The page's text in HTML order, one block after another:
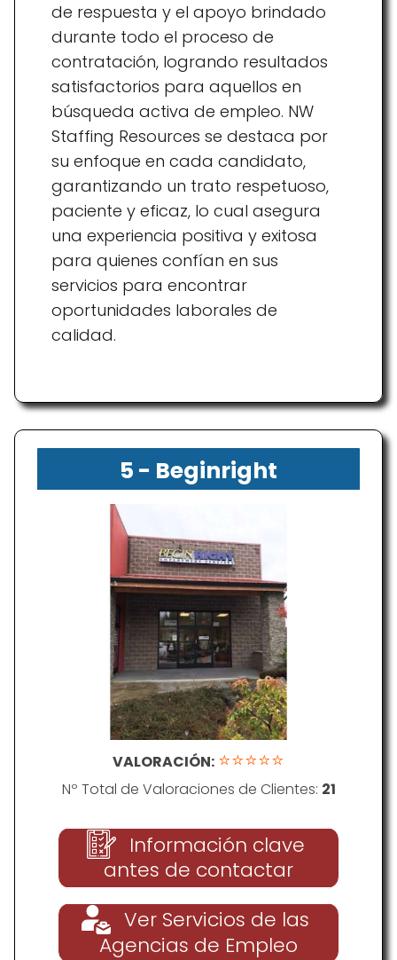
de respuesta y el apoyo brindado
durante todo el proceso de
contratación, logrando resultados
satisfactorios para aquellos en
búsqueda activa de empleo. NW
Staffing Resources se destaca por
su enfoque en cada candidato,
garantizando un trato respetuoso,
paciente y eficaz, lo cual asegura
una experiencia positiva y exitosa
para quienes confían en sus
servicios para encontrar
oportunidades laborales de
calidad.
5 - Beginright
Employment Services
VALORACIÓN: ⭐⭐⭐⭐⭐
Nº Total de Valoraciones de Clientes: 21
Información clave
antes de contactar
Ver Servicios de las
Agencias de Empleo